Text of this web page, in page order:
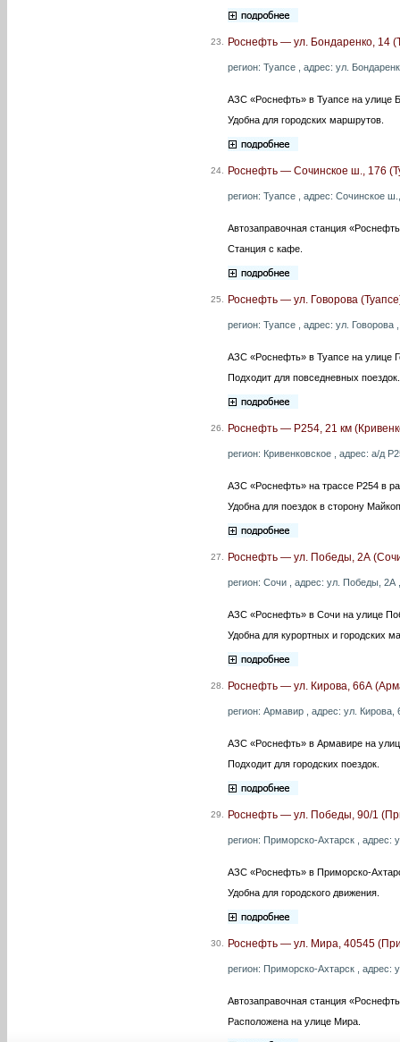
23. Роснефть — ул. Бондаренко, 14
регион: Туапсе , адрес: ул.
АЗС «Роснефть» в Туапсе на улице
Удобна для городских маршрутов.
24. Роснефть — Сочинское ш., 176
регион: Туапсе , адрес: Сочинское
Автозаправочная станция
Станция с кафе.
25. Роснефть — ул. Говорова
регион: Туапсе , адрес: ул.
АЗС «Роснефть» в Туапсе на улице
Подходит для повседневных поездок.
26. Роснефть — Р254, 21 км
регион: Кривенковское , адрес: а/д
АЗС «Роснефть» на трассе Р254 в
Удобна для поездок в сторону
27. Роснефть — ул. Победы, 2А
регион: Сочи , адрес: ул. Победы, 2А
АЗС «Роснефть» в Сочи на улице
Удобна для курортных и городских
28. Роснефть — ул. Кирова, 66А
регион: Армавир , адрес: ул.
АЗС «Роснефть» в Армавире на
Подходит для городских поездок.
29. Роснефть — ул. Победы, 90/1
регион: Приморско-Ахтарск , адрес:
АЗС «Роснефть» в Приморско-
Удобна для городского движения.
30. Роснефть — ул. Мира, 40545
регион: Приморско-Ахтарск , адрес:
Автозаправочная станция
Расположена на улице Мира.